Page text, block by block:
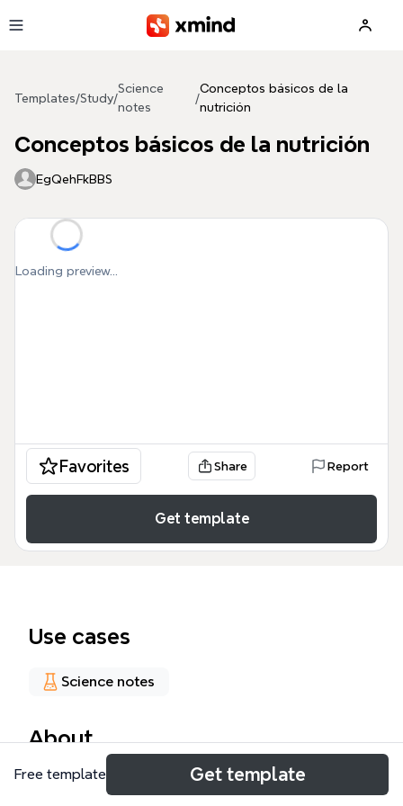
Templates/Study/
Science
notes
/
Conceptos básicos de la
nutrición
Conceptos básicos de la nutrición
EgQehFkBBS
Loading preview...
Favorites Share Report
Get template
Use cases
Science notes
About
El mapa mental 'Conceptos básicos de la nutrición'
Free template Get template